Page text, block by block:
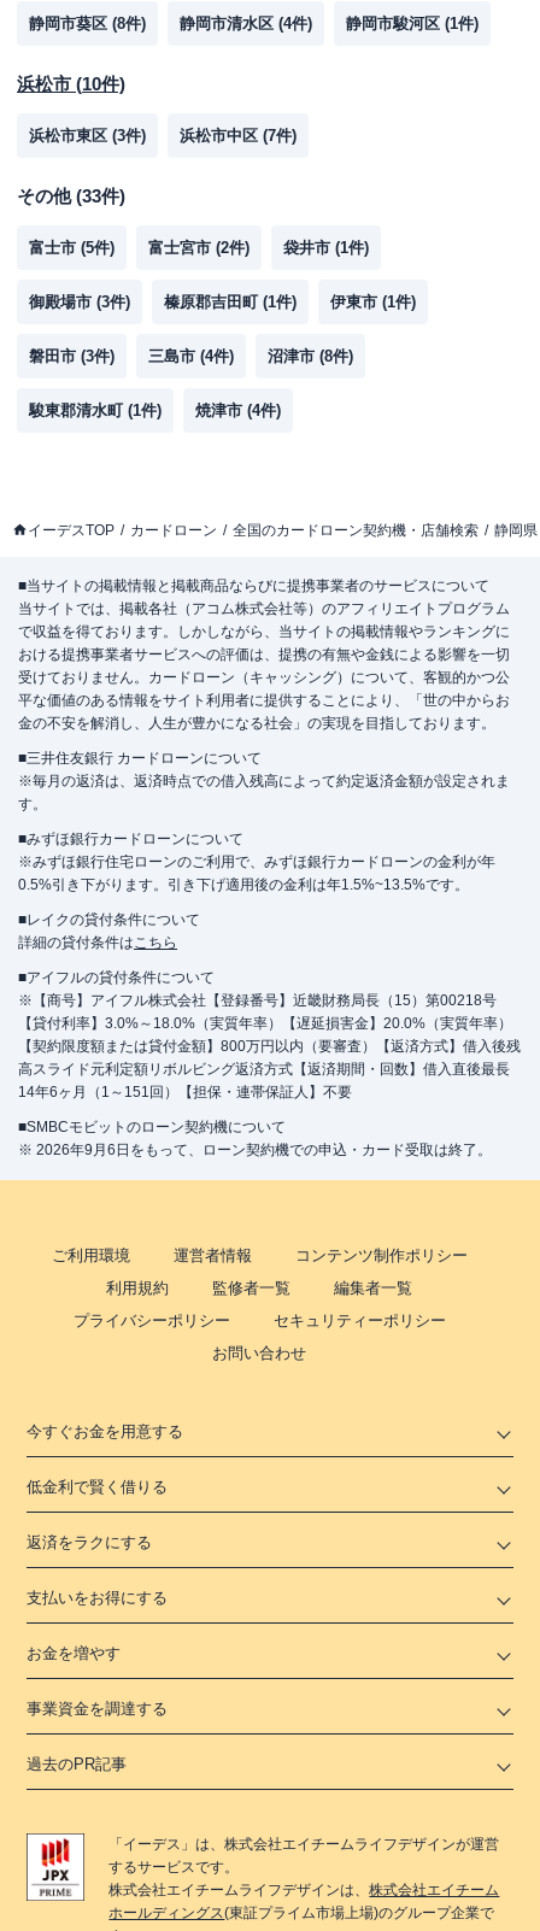
静岡市葵区 (8件) 静岡市清水区 (4件) 静岡市駿河区 (1件)
浜松市 (10件)
浜松市東区 (3件) 浜松市中区 (7件)
その他(33件)
富士市 (5件) 富士宮市 (2件) 袋井市 (1件)
御殿場市 (3件) 榛原郡吉田町 (1件) 伊東市 (1件)
磐田市 (3件) 三島市 (4件) 沼津市 (8件)
駿東郡清水町 (1件) 焼津市 (4件)
イーデスTOP カードローン 全国のカードローン契約機・店舗検索 静岡県
■当サイトの掲載情報と掲載商品ならびに提携事業者のサービスについて
当サイトでは、掲載各社（アコム株式会社等）のアフィリエイトプログラム
で収益を得ております。しかしながら、当サイトの掲載情報やランキングに
おける提携事業者サービスへの評価は、提携の有無や金銭による影響を一切
受けておりません。カードローン（キャッシング）について、客観的かつ公
平な価値のある情報をサイト利用者に提供することにより、「世の中からお
金の不安を解消し、人生が豊かになる社会」の実現を目指しております。
■三井住友銀行 カードローンについて
※毎月の返済は、返済時点での借入残高によって約定返済金額が設定されま
す。
■みずほ銀行カードローンについて
※みずほ銀行住宅ローンのご利用で、みずほ銀行カードローンの金利が年
0.5%引き下がります。引き下げ適用後の金利は年1.5%~13.5%です。
■レイクの貸付条件について
詳細の貸付条件はこちら
■アイフルの貸付条件について
※【商号】アイフル株式会社【登録番号】近畿財務局長（15）第00218号
【貸付利率】3.0%～18.0%（実質年率）【遅延損害金】20.0%（実質年率）
【契約限度額または貸付金額】800万円以内（要審査）【返済方式】借入後残
高スライド元利定額リボルビング返済方式【返済期間・回数】借入直後最長
14年6ヶ月（1～151回）【担保・連帯保証人】不要
■SMBCモビットのローン契約機について
※ 2026年9月6日をもって、ローン契約機での申込・カード受取は終了。
ご利用環境 運営者情報
コンテンツ制作ポリシー
利用規約
監修者一覧
編集者一覧
プライバシーポリシー
セキュリティーポリシー
お問い合わせ
今すぐお金を用意する
低金利で賢く借りる
返済をラクにする
支払いをお得にする
お金を増やす
事業資金を調達する
過去のPR記事
「 イーデス 」は、株式会社エイチームライフデザインが運営
するサービスです。
株式会社エイチームライフデザインは、株式会社エイチーム
ホールディングス(東証プライム市場上場)のグループ企業で